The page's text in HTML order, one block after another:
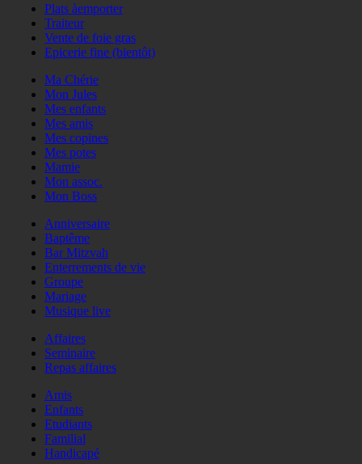
Plats àemporter
Traiteur
Vente de foie gras
Epicerie fine (bientôt)
Ma Chérie
Mon Jules
Mes enfants
Mes amis
Mes copines
Mes potes
Mamie
Mon assoc.
Mon Boss
Anniversaire
Baptême
Bar Mitzvah
Enterrements de vie
Groupe
Mariage
Musique live
Affaires
Seminaire
Repas affaires
Amis
Enfants
Etudiants
Familial
Handicapé